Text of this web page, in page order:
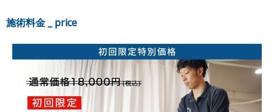
施術料金 _ price